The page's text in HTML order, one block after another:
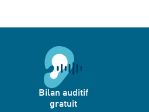
Bilan auditif
gratuit